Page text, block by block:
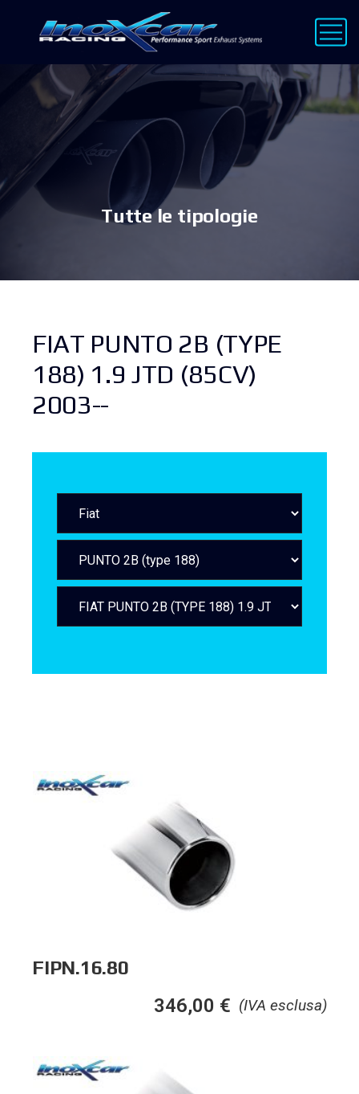
Tutte le tipologie
FIAT PUNTO 2B (TYPE
188) 1.9 JTD (85CV)
2003--
FIPN.16.80
(IVA esclusa)
346,00 €